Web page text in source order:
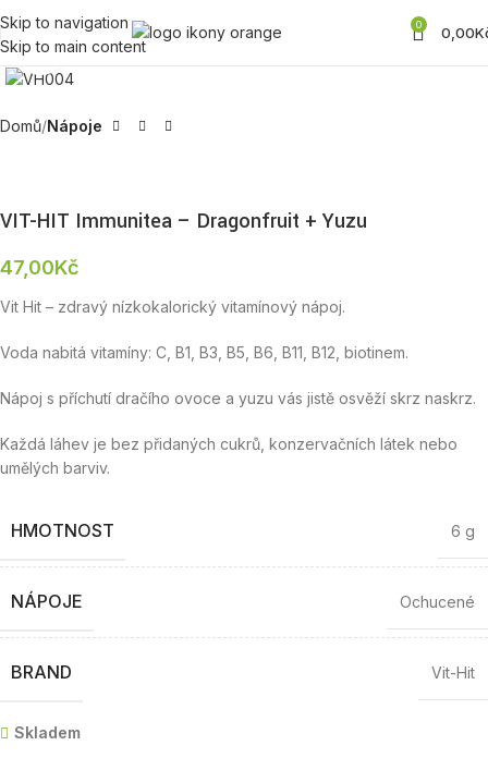
Skip to navigation
Skip to main content
0 0,00
Zobrazit produktovou fotku
Domů Nápoje
VIT-HIT Immunitea – Dragonfruit + Yuzu
47,00Kč
Vit Hit – zdravý nízkokalorický vitamínový nápoj.
Voda nabitá vitamíny: C, B1, B3, B5, B6, B11, B12, biotinem.
Nápoj s příchutí dračího ovoce a yuzu vás jistě osvěží skrz naskrz.
Každá láhev je bez přidaných cukrů, konzervačních látek nebo
umělých barviv.
HMOTNOST 6 g
NÁPOJE Ochucené
BRAND Vit-Hit
Skladem